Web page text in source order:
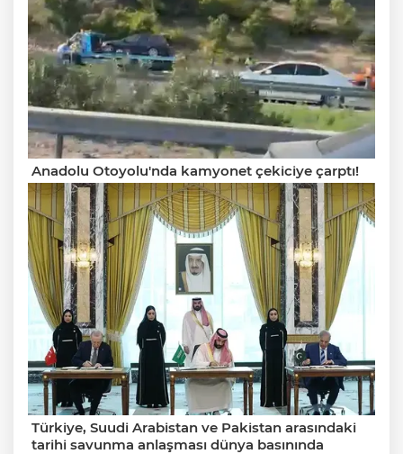
Anadolu Otoyolu'nda kamyonet çekiciye çarptı!
Türkiye, Suudi Arabistan ve Pakistan arasındaki
tarihi savunma anlaşması dünya basınında